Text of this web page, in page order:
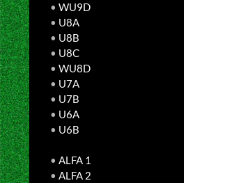
• WU9D
• U8A
• U8B
• U8C
• WU8D
• U7A
• U7B
• U6A
• U6B
• ALFA 1
• ALFA 2